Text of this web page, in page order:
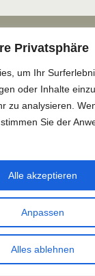
Privatsphäre
um Ihr
oder Inhalte
zu analysieren.
Sie der
Anpassen
Alles ablehnen
Alle akzeptieren
inkl. der gesetzlichen